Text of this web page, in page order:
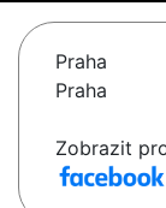
Praha
Praha
Zobrazit